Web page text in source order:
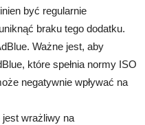
być regularnie
braku tego dodatku.
Ważne jest, aby
które spełnia normy ISO
negatywnie wpływać na
wrażliwy na